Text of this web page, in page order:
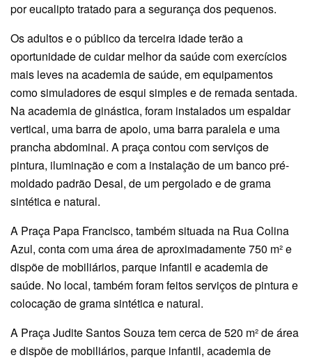
por eucalipto tratado para a segurança dos pequenos.
Os adultos e o público da terceira idade terão a
oportunidade de cuidar melhor da saúde com exercícios
mais leves na academia de saúde, em equipamentos
como simuladores de esqui simples e de remada sentada.
Na academia de ginástica, foram instalados um espaldar
vertical, uma barra de apoio, uma barra paralela e uma
prancha abdominal. A praça contou com serviços de
pintura, iluminação e com a instalação de um banco pré-
moldado padrão Desal, de um pergolado e de grama
sintética e natural.
A Praça Papa Francisco, também situada na Rua Colina
Azul, conta com uma área de aproximadamente 750 m² e
dispõe de mobiliários, parque infantil e academia de
saúde. No local, também foram feitos serviços de pintura e
colocação de grama sintética e natural.
A Praça Judite Santos Souza tem cerca de 520 m² de área
e dispõe de mobiliários, parque infantil, academia de